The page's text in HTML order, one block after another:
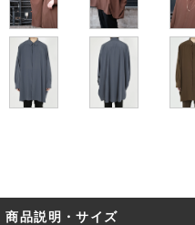
商品説明・サイズ